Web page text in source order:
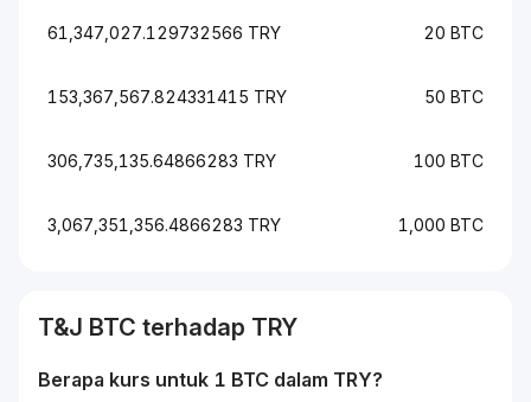
61,347,027.129732566 TRY 20 BTC
153,367,567.824331415 TRY 50 BTC
306,735,135.64866283 TRY 100 BTC
3,067,351,356.4866283 TRY 1,000 BTC
T&J BTC terhadap TRY
Berapa kurs untuk 1 BTC dalam TRY?